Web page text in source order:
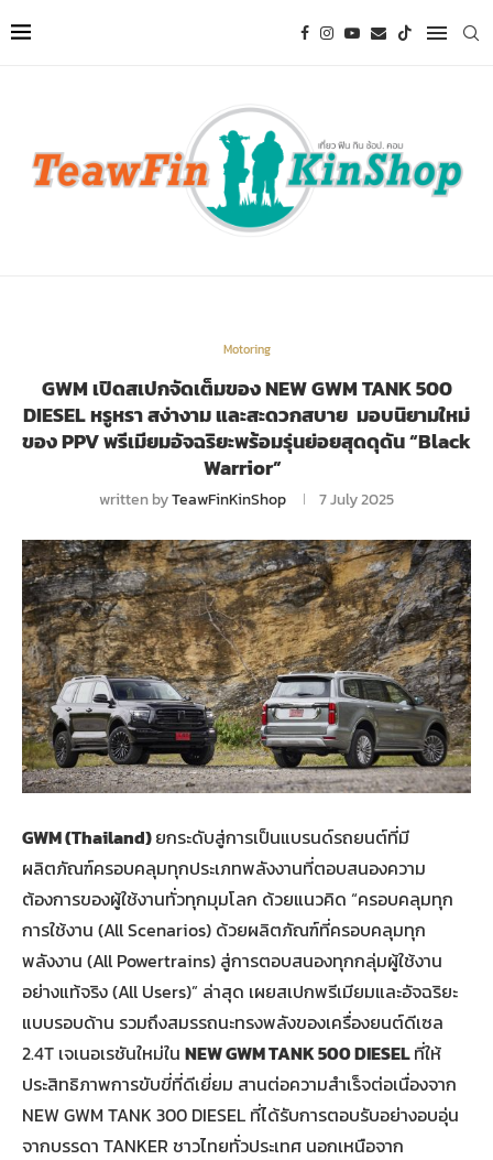
Motoring
GWM เปิดสเปกจัดเต็มของ NEW GWM TANK 500
DIESEL หรูหรา สง่างาม และสะดวกสบาย มอบนิยามใหม่
ของ PPV พรีเมียมอัจฉริยะพร้อมรุ่นย่อยสุดดุดัน “Black
Warrior”
written byTeawFinKinShop 7 July 2025
GWM (Thailand)ยกระดับสู่การเป็นแบรนด์รถยนต์ที่มี
ผลิตภัณฑ์ครอบคลุมทุกประเภทพลังงานที่ตอบสนองความ
ต้องการของผู้ใช้งานทั่วทุกมุมโลก ด้วยแนวคิด “ครอบคลุมทุก
การใช้งาน (All Scenarios) ด้วยผลิตภัณฑ์ที่ครอบคลุมทุก
พลังงาน (All Powertrains) สู่การตอบสนองทุกกลุ่มผู้ใช้งาน
อย่างแท้จริง (All Users)” ล่าสุด เผยสเปกพรีเมียมและอัจฉริยะ
แบบรอบด้าน รวมถึงสมรรถนะทรงพลังของเครื่องยนต์ดีเซล
2.4T เจเนอเรชันใหม่ใน NEW GWM TANK 500 DIESELที่ให้
ประสิทธิภาพการขับขี่ที่ดีเยี่ยม สานต่อความสำเร็จต่อเนื่องจาก
NEW GWM TANK 300 DIESEL ที่ได้รับการตอบรับอย่างอบอุ่น
จากบรรดา TANKER ชาวไทยทั่วประเทศ นอกเหนือจาก